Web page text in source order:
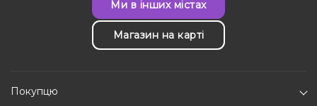
Ми в інших містах
Магазин на карті
Покупцю